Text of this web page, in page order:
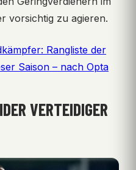
vorsichtig zu agieren.
Rangliste der
Saison – nach Opta
VERTEIDIGER